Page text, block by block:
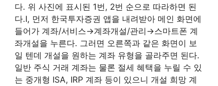
다. 위 사진에 표시된 1번, 2번 순으로 따라하면 된
다.I, 먼저 한국투자증권 앱을 내려받아 메인 화면에
들어가 계좌/서비스→계좌개설/관리→스마트폰 계
좌개설을 누른다. 그러면 오른쪽과 같은 화면이 보
일 텐데 개설을 원하는 계좌 유형을 골라주면 된다.
일반 주식 거래 계좌는 물론 절세 혜택을 누릴 수 있
는 중개형 ISA, IRP 계좌 등이 있으니 개설 희망 계